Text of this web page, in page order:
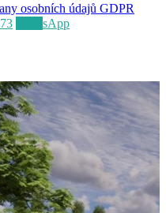
osobních údajů GDPR
WhatsApp